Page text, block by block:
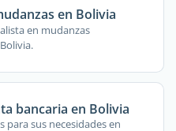
en Bolivia
en mudanzas
bancaria en Bolivia
para sus necesidades en